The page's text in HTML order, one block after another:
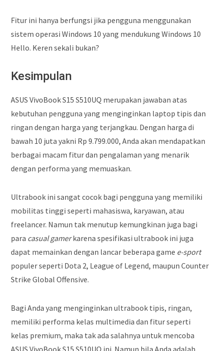
Fitur ini hanya berfungsi jika pengguna menggunakan
sistem operasi Windows 10 yang mendukung Windows 10
Hello. Keren sekali bukan?
Kesimpulan
ASUS VivoBook S15 S510UQ merupakan jawaban atas
kebutuhan pengguna yang menginginkan laptop tipis dan
ringan dengan harga yang terjangkau. Dengan harga di
bawah 10 juta yakni Rp 9.799.000, Anda akan mendapatkan
berbagai macam fitur dan pengalaman yang menarik
dengan performa yang memuaskan.
Ultrabook ini sangat cocok bagi pengguna yang memiliki
mobilitas tinggi seperti mahasiswa, karyawan, atau
freelancer. Namun tak menutup kemungkinan juga bagi
para casual gamerkarena spesifikasi ultrabook ini juga
dapat memainkan dengan lancar beberapa game e-sport
populer seperti Dota 2, League of Legend, maupun Counter
Strike Global Offensive.
Bagi Anda yang menginginkan ultrabook tipis, ringan,
memiliki performa kelas multimedia dan fitur seperti
kelas premium, maka tak ada salahnya untuk mencoba
ASUS VivoBook S15 S510UQ ini. Namun bila Anda adalah